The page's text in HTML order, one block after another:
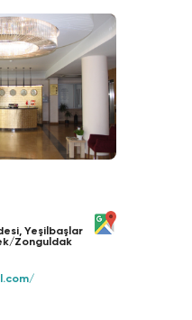
Yeşilbaşlar
Zonguldak